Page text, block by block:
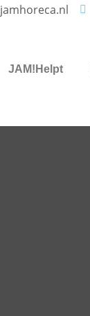
JAM!Helpt